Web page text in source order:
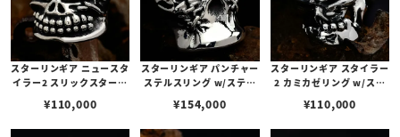
スターリンギア ニュースタ
イラー2 スリックスターリ
¥110,000
スターリンギア パンチャー
ステルスリング w/ステッ
¥154,000
スターリンギア スタイラー
2 カミカゼリング w/ステ
¥110,000